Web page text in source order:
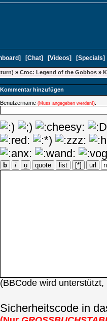
] [Chat] [Videos] [Specials
» Croc: Legend of the Gobbos»
Kommentar hinzufügen
Benutzername (Muss angegeben werden!):
b i u quote list [*] url
(BBCode wird
Sicherheitscode in